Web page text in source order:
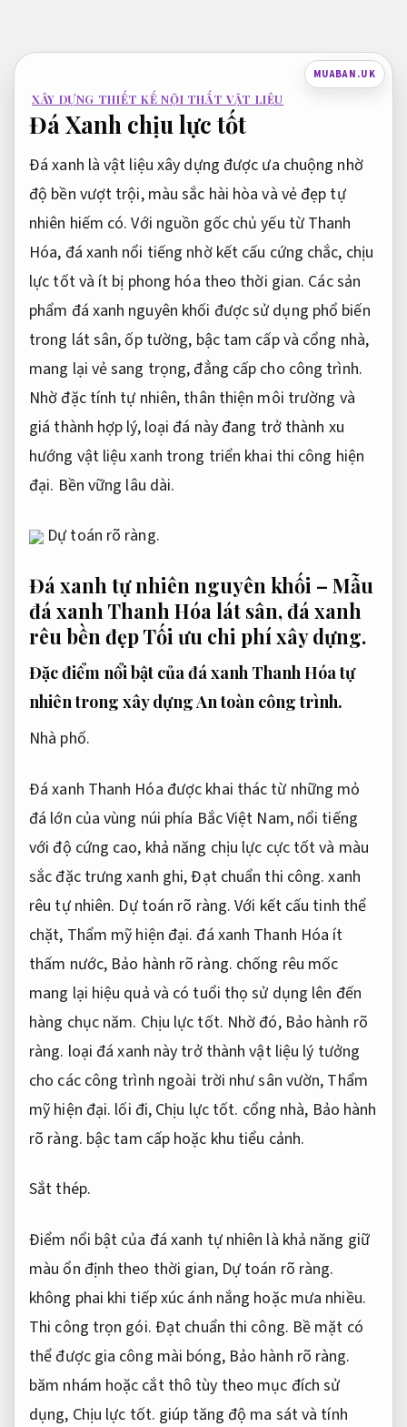
nội
dung
MUABAN.UK
XÂY DỰNG THIẾT KẾ NỘI THẤT VẬT LIỆU
Đá Xanh chịu lực tốt
Đá xanh là vật liệu xây dựng được ưa chuộng nhờ
độ bền vượt trội, màu sắc hài hòa và vẻ đẹp tự
nhiên hiếm có. Với nguồn gốc chủ yếu từ Thanh
Hóa, đá xanh nổi tiếng nhờ kết cấu cứng chắc, chịu
lực tốt và ít bị phong hóa theo thời gian. Các sản
phẩm đá xanh nguyên khối được sử dụng phổ biến
trong lát sân, ốp tường, bậc tam cấp và cổng nhà,
mang lại vẻ sang trọng, đẳng cấp cho công trình.
Nhờ đặc tính tự nhiên, thân thiện môi trường và
giá thành hợp lý, loại đá này đang trở thành xu
hướng vật liệu xanh trong triển khai thi công hiện
đại. Bền vững lâu dài.
Dự toán rõ ràng.
Đá xanh tự nhiên nguyên khối – Mẫu
đá xanh Thanh Hóa lát sân, đá xanh
rêu bền đẹpTối ưu chi phí xây dựng.
Đặc điểm nổi bật của đá xanh Thanh Hóa tự
nhiên trong xây dựngAn toàn công trình.
Nhà phố.
Đá xanh Thanh Hóa được khai thác từ những mỏ
đá lớn của vùng núi phía Bắc Việt Nam, nổi tiếng
với độ cứng cao, khả năng chịu lực cực tốt và màu
sắc đặc trưng xanh ghi,Đạt chuẩn thi công. xanh
rêu tự nhiên. Dự toán rõ ràng. Với kết cấu tinh thể
chặt, Thẩm mỹ hiện đại. đá xanh Thanh Hóa ít
thấm nước, Bảo hành rõ ràng. chống rêu mốc
mang lại hiệu quả và có tuổi thọ sử dụng lên đến
hàng chục năm. Chịu lực tốt. Nhờ đó, Bảo hành rõ
ràng. loại đá xanh này trở thành vật liệu lý tưởng
cho các công trình ngoài trời như sân vườn, Thẩm
mỹ hiện đại. lối đi, Chịu lực tốt. cổng nhà, Bảo hành
rõ ràng. bậc tam cấp hoặc khu tiểu cảnh.
Sắt thép.
Điểm nổi bật của đá xanh tự nhiên là khả năng giữ
màu ổn định theo thời gian, Dự toán rõ ràng.
không phai khi tiếp xúc ánh nắng hoặc mưa nhiều.
Thi công trọn gói. Đạt chuẩn thi công. Bề mặt có
thể được gia công mài bóng, Bảo hành rõ ràng.
băm nhám hoặc cắt thô tùy theo mục đích sử
dụng, Chịu lực tốt. giúp tăng độ ma sát và tính